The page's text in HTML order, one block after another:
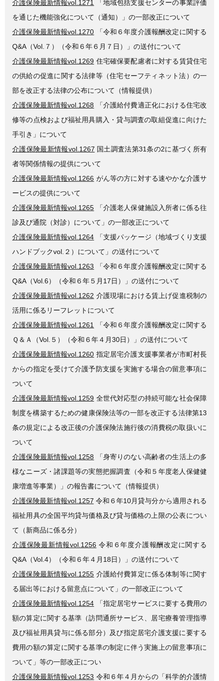
介護保険最新情報vol.1271
「地域包括支援センターの事業評価
を通じた機能強化について（通知）」の一部改正について
介護保険最新情報vol.1270 「令和６年度介護報酬改定に関する
Q&A（Vol.７）（令和６年６月７日）」の送付について
介護保険最新情報vol.1269 住宅確保要配慮者に対する賃貸住宅
の供給の促進に関する法律等（住宅セーフティネット法）の一
部を改正する法律の公布について（情報提供）
介護保険最新情報vol.1268 「介護給付費適正化における住宅改
修等の点検および福祉用具購入・貸与調査の取組促進に向けた
手引き」について
介護保険最新情報vol.1267 国土調査法第31条の2に基づく所有
者等関係情報の提供について
介護保険最新情報vol.1266 がん等の方に対する速やかな介護サ
ービスの提供について
介護保険最新情報vol.1265 「介護老人保健施設入所者に係る往
診及び通院（対診）について」の一部改正について
介護保険最新情報vol.1264 「支援パッケージ（地域づくり支援
ハンドブックvol.２）について」の送付について
介護保険最新情報vol.1263 「令和６年度介護報酬改定に関する
Q&A（Vol.6）（令和６年５月17日）」の送付について
介護保険最新情報vol.1262 介護現場における賃上げ促進税制の
活用に係るリーフレットについて
介護保険最新情報vol.1261
「令和６年度介護報酬改定に関する
Ｑ＆Ａ（Vol.５）（令和６年４月30日）」の送付について
介護保険最新情報vol.1260 指定居宅介護支援事業者が市町村長
からの指定を受けて介護予防支援を実施する場合の留意事項に
ついて
介護保険最新情報vol.1259 全世代対応型の持続可能な社会保障
制度を構築するための健康保険法等の一部を改正する法律第13
条の規定による改正後の介護保険法施行後の消費税の取扱いに
ついて
介護保険最新情報vol.1258 「身寄りのない高齢者の生活上の多
様なニーズ・諸課題等の実態把握調査（令和５年度老人保健健
康増進等事業）」の報告書について（情報提供）
介護保険最新情報vol.1257 令和６年10月貸与分から適用される
福祉用具の全国平均貸与価格及び貸与価格の上限の公表につい
て（新商品に係る分）
介護保険最新情報vol.1256 令和６年度介護報酬改定に関する
Q&A（Vol.4）（令和６年４月18日）」の送付について
介護保険最新情報vol.1255 介護給付費算定に係る体制等に関す
る届出等における留意点について」の一部改正について
介護保険最新情報vol.1254 「指定居宅サービスに要する費用の
額の算定に関する基準（訪問通所サービス、居宅療養管理指導
及び福祉用具貸与に係る部分）及び指定居宅介護支援に要する
費用の額の算定に関する基準の制定に伴う実施上の留意事項に
ついて」等の一部改正につい
介護保険最新情報vol.1253 令和６年４月からの「科学的介護情